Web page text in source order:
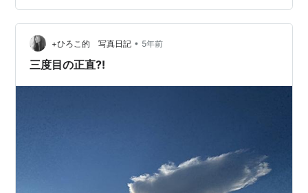
ところが小林は、そんな社長と女性専務を突然、解任し
たのである。 すると一部週刊誌が、その原因は前年に小
林と結婚した夫による芸能活動、事務所経営への介入に
あると報道。 だが、小林…
+ひろこ的 写真日記 • 5年前
三度目の正直⁈